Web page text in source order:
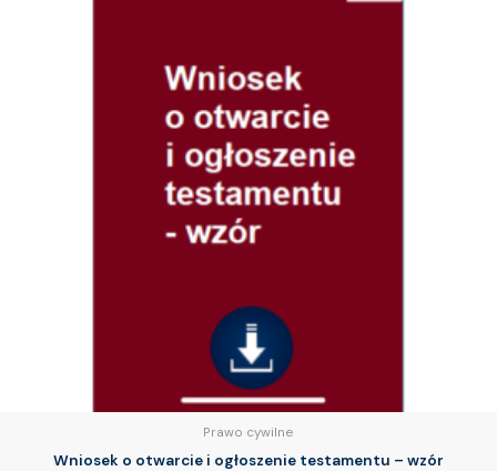
Prawo cywilne
Wniosek o otwarcie i ogłoszenie testamentu – wzór